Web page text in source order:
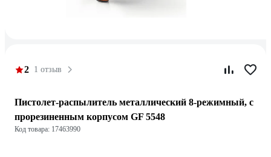
2 1 отзыв
Пистолет-распылитель металлический 8-режимный, с
прорезиненным корпусом GF 5548
Код товара: 17463990